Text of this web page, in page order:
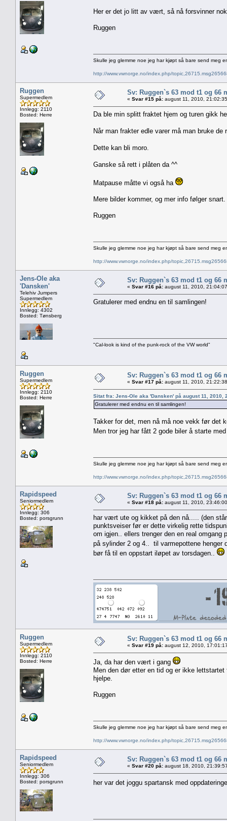
Her er det jo litt av vært, så nå forsvinner
Ruggen
Skulle jeg glemme noe jeg har kjøpt så bare send meg
http://www.vwnorge.no/index.php/
Ruggen
Supermedlem
Innlegg: 2110
Bosted: Herre
Sv: Ruggen`s 63 mod t1 og 66
« Svar #15 på: august 11, 2010,
Da ble min splitt fraktet hjem og turen gikk
Når man frakter edle varer må man bruke de
Dette kan bli moro.
Ganske så rett i plåten da ^^
Matpause måtte vi også ha
Mere bilder kommer, og mer info følger snart.
Ruggen
Skulle jeg glemme noe jeg har kjøpt så bare send meg
http://www.vwnorge.no/index.php/
Jens-Ole aka
'Dansken'
Telehiv Jumpers
Supermedlem
Innlegg: 4302
Bosted: Tønsberg
Sv: Ruggen`s 63 mod t1 og 66
« Svar #16 på: august 11, 2010,
Gratulerer med endnu en til samlingen!
"Cal-look is kind of the punk-rock of the VW world"
Ruggen
Supermedlem
Innlegg: 2110
Bosted: Herre
Sv: Ruggen`s 63 mod t1 og 66
« Svar #17 på: august 11, 2010,
Sitat fra: Jens-Ole aka 'Dansken' på august 11, 2010,
Gratulerer med endnu en til samlingen!
Takker for det, men nå må noe vekk før det
Men tror jeg har fått 2 gode biler å starte
Skulle jeg glemme noe jeg har kjøpt så bare send meg
http://www.vwnorge.no/index.php/
Rapidspeed
Seniormedlem
Innlegg: 306
Bosted: porsgrunn
Sv: Ruggen`s 63 mod t1 og 66
« Svar #18 på: august 11, 2010,
har vært ute og kikket på den nå..... (den
punktsveiser før er dette virkelig rette
om igjen.. ellers trenger den en real
på sylinder 2 og 4.. til varmepottene
bør få til en oppstart iløpet av torsdagen..
Ruggen
Supermedlem
Innlegg: 2110
Bosted: Herre
Sv: Ruggen`s 63 mod t1 og 66
« Svar #19 på: august 12, 2010,
Ja, da har den vært i gang
Men den dør etter en tid og er ikke
hjelpe.
Ruggen
Skulle jeg glemme noe jeg har kjøpt så bare send meg
http://www.vwnorge.no/index.php/
Rapidspeed
Seniormedlem
Innlegg: 306
Bosted: porsgrunn
Sv: Ruggen`s 63 mod t1 og 66
« Svar #20 på: august 18, 2010,
her var det joggu spartansk med